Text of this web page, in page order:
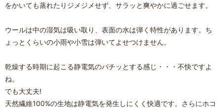
をかいても蒸れたりジメジメせず、サラッと爽やかに過ごせます。
ウールは中の湿気は吸い取り、表面の水は弾く特性があります。ち
ょっとくらいの小雨や小雪は弾いてよせつけません。
乾燥する時期に起こる静電気のパチッとする感じ・・・不快ですよ
ね。
でも大丈夫!
天然繊維100%の生地は静電気を発生しにくく快適です。さらにホコ